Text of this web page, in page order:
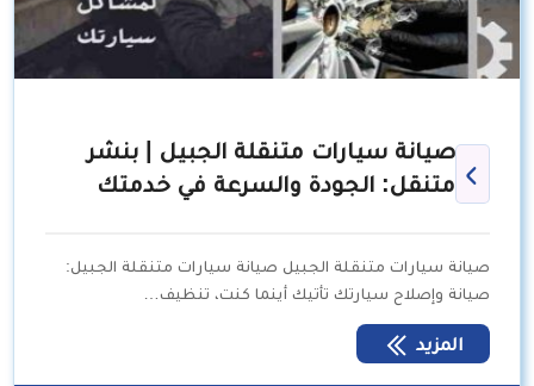
صيانة سيارات متنقلة الجبيل | بنشر
متنقل: الجودة والسرعة في خدمتك
صيانة سيارات متنقلة الجبيل صيانة سيارات متنقلة الجبيل:
صيانة وإصلاح سيارتك تأتيك أينما كنت، تنظيف…
المزيد